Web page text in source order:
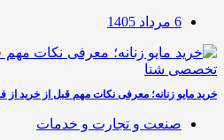
6 مرداد 1405
خرید مایو زنانه؛ معرفی نکات مهم قبل از خرید
صنعت و تجارت و خدمات